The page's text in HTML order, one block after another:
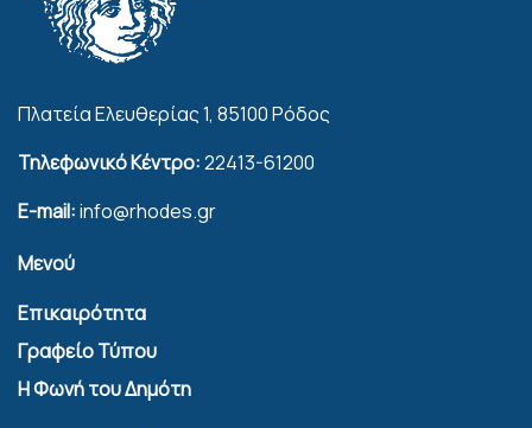
Πλατεία Ελευθερίας 1, 85100 Ρόδος
Τηλεφωνικό Κέντρο:22413-61200
E-mail:info@rhodes.gr
Μενού
Επικαιρότητα
Γραφείο Τύπου
Η Φωνή του Δημότη